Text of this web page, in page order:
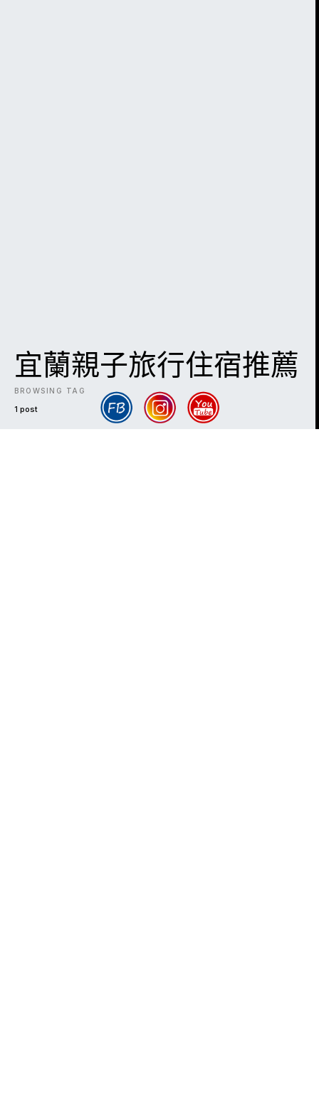
宜蘭親子旅行住宿推薦
BROWSING TAG
1 post